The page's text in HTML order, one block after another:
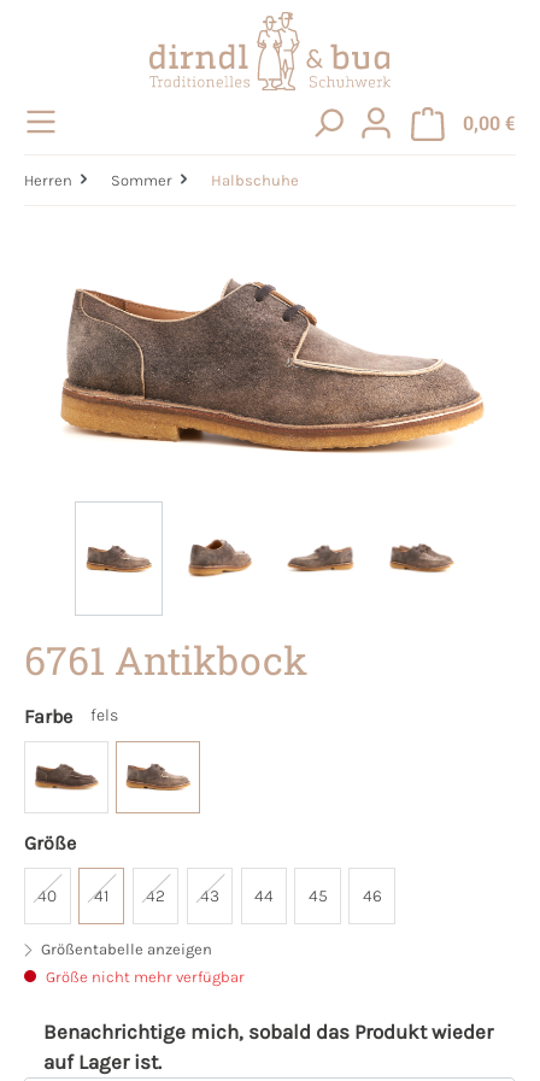
0,00 €
Herren Sommer Halbschuhe
6761 Antikbock
Farbe fels
Größe
40 41 42 43 44 45 46
Größentabelle anzeigen
Größe nicht mehr verfügbar
Benachrichtige mich, sobald das Produkt wieder
auf Lager ist.